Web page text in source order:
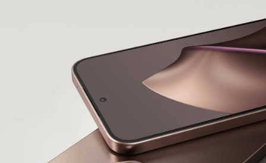
Politique de confidentialité
Accord Utilisateur
Xiaomi HyperOS